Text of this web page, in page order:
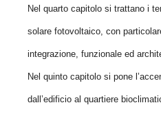
Nel quarto capitolo si trattano i
solare fotovoltaico, con
integrazione, funzionale ed
Nel quinto capitolo si pone
dall’edificio al quartiere